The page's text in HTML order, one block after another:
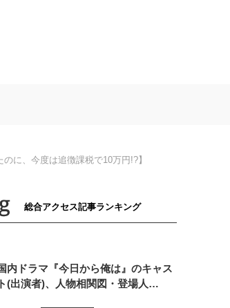
に、今度は追徴課税で10万円!?】
総合アクセス記事ランキング
内ドラマ『今日から俺は』のキャス
ト(出演者)、人物相関図・登場人…